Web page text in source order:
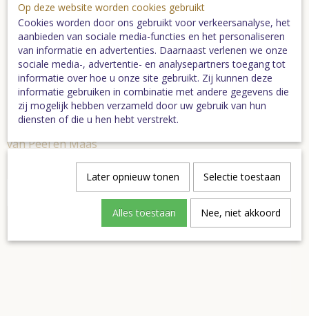
Boek Breuken in het land
van Peel en Maas
In winkelwagen
Boek Heel de Peel
€ 29,95
In winkelwagen
Op deze website worden cookies gebruikt
Cookies worden door ons gebruikt voor verkeersanalyse, het
aanbieden van sociale media-functies en het personaliseren
van informatie en advertenties. Daarnaast verlenen we onze
sociale media-, advertentie- en analysepartners toegang tot
informatie over hoe u onze site gebruikt. Zij kunnen deze
informatie gebruiken in combinatie met andere gegevens die
zij mogelijk hebben verzameld door uw gebruik van hun
diensten of die u hen hebt verstrekt.
Later opnieuw tonen Selectie toestaan
Alles toestaan Nee, niet akkoord